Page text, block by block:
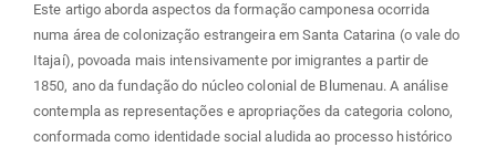
Este artigo aborda aspectos da formação camponesa ocorrida
numa área de colonização estrangeira em Santa Catarina (o vale do
Itajaí), povoada mais intensivamente por imigrantes a partir de
1850, ano da fundação do núcleo colonial de Blumenau. A análise
contempla as representações e apropriações da categoria colono,
conformada como identidade social aludida ao processo histórico